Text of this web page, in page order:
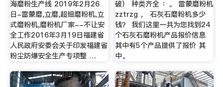
海磨粉生产线 2019年2月26
日-雷蒙磨,立磨,超细磨粉机,立
式磨粉机,磨粉机厂家--不让安
全工作2016年3月19日福建省
人民政府安委会关于印发福建省
粉尘防爆安全生产专项整 …
破） 种类齐全 ：。 雷蒙磨粉机
zztrzg ， 石灰石磨粉机多少
钱？ 我们这里一共为您找到24
个石灰石磨粉机产品报价信息
其中有5个产品提供了报价 其
中。